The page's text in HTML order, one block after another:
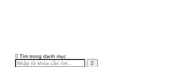
Tìm trong danh mục